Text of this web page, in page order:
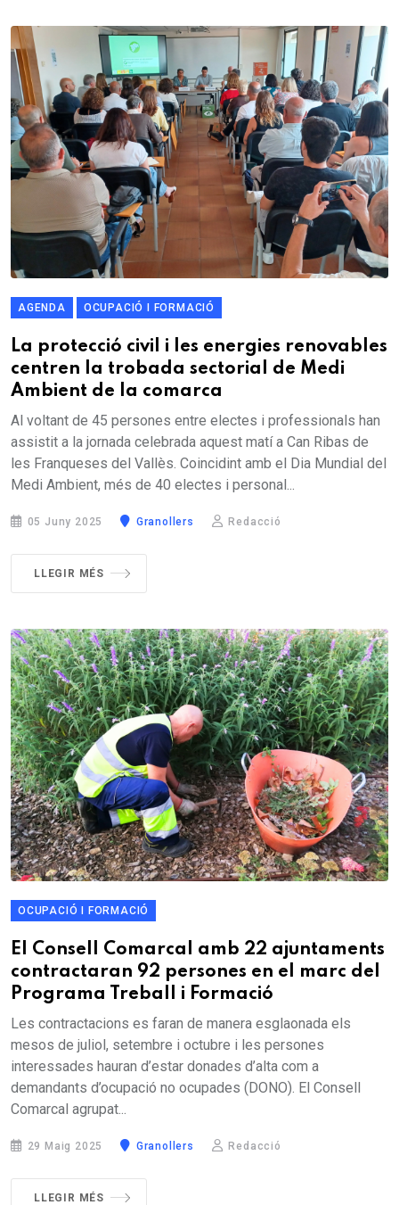
AGENDA OCUPACIÓ I FORMACIÓ
La protecció civil i les energies renovables
centren la trobada sectorial de Medi
Ambient de la comarca
Al voltant de 45 persones entre electes i professionals han
assistit a la jornada celebrada aquest matí a Can Ribas de
les Franqueses del Vallès. Coincidint amb el Dia Mundial del
Medi Ambient, més de 40 electes i personal...
05 Juny 2025 Granollers Redacció
LLEGIR MÉS
OCUPACIÓ I FORMACIÓ
El Consell Comarcal amb 22 ajuntaments
contractaran 92 persones en el marc del
Programa Treball i Formació
Les contractacions es faran de manera esglaonada els
mesos de juliol, setembre i octubre i les persones
interessades hauran d’estar donades d’alta com a
demandants d’ocupació no ocupades (DONO). El Consell
Comarcal agrupat...
29 Maig 2025 Granollers Redacció
LLEGIR MÉS